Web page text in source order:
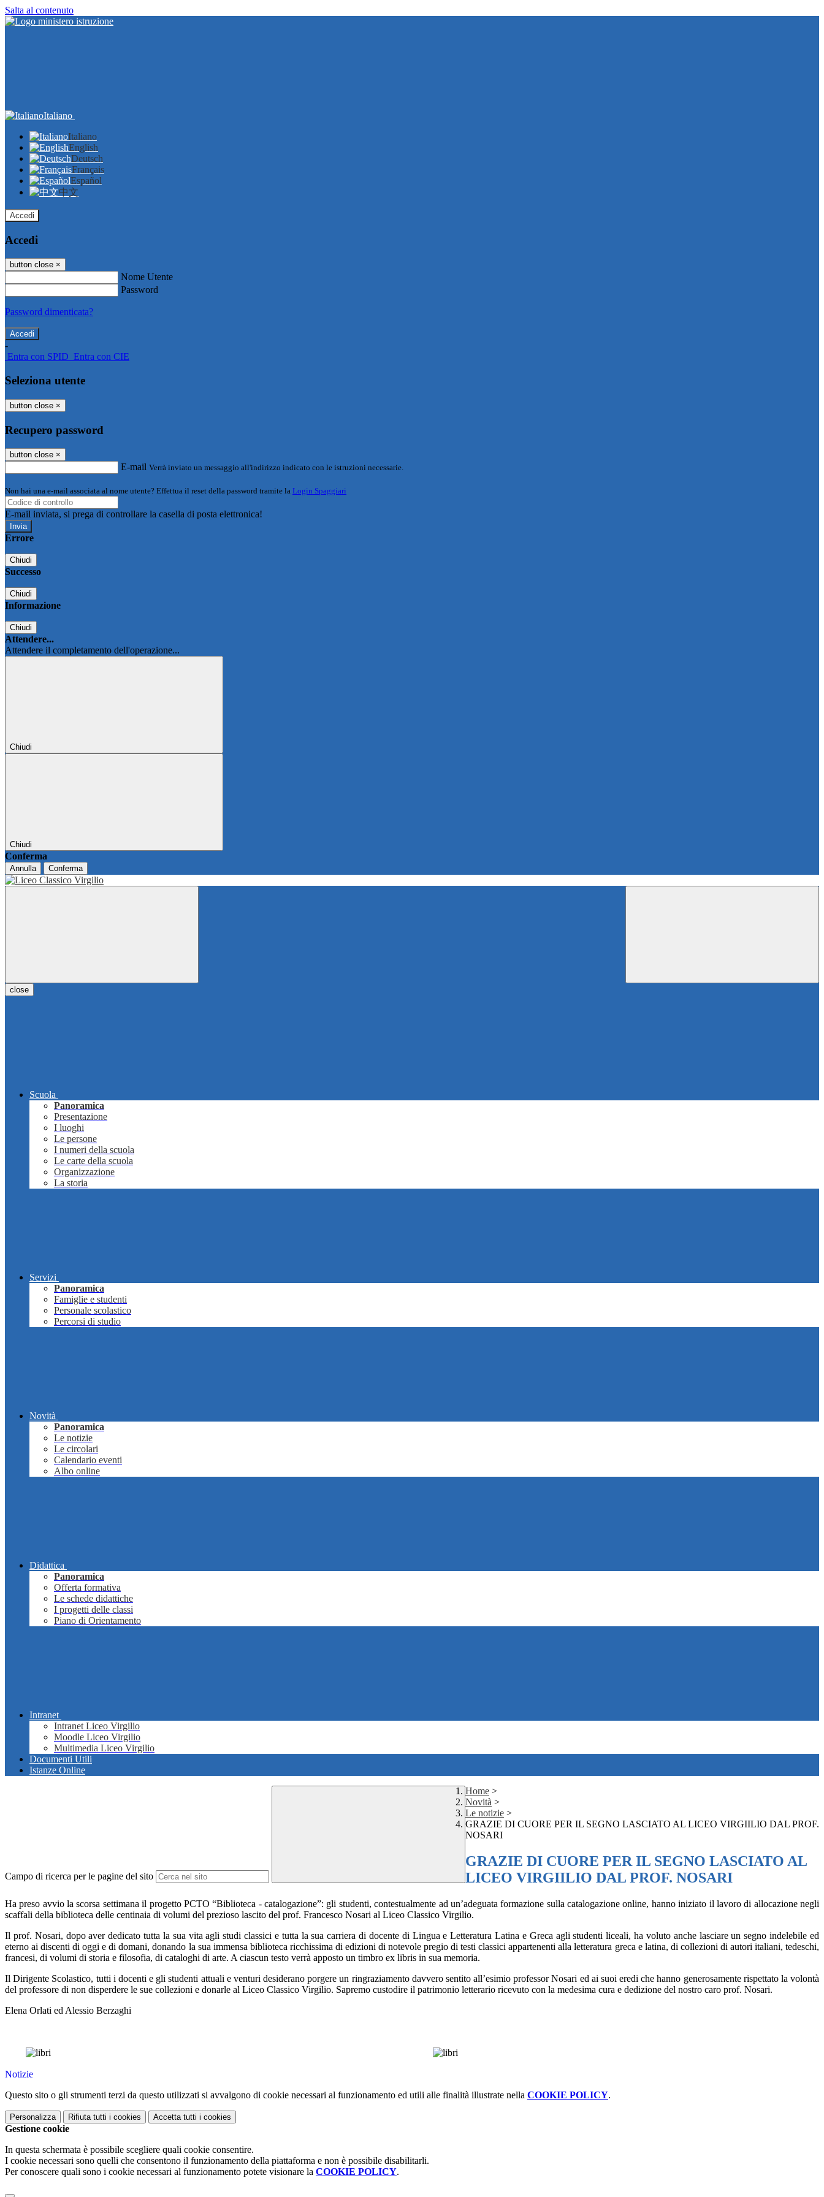
Salta al contenuto
Italiano
Italiano
English
Deutsch
Français
Español
中文
Accedi
Accedi
button close ×
Nome Utente
Password
Password dimenticata?
-
Entra con SPID Entra con CIE
Seleziona utente
button close ×
Recupero password
button close ×
E-mail Verrà inviato un messaggio all'indirizzo indicato con le istruzioni necessarie.
Non hai una e-mail associata al nome utente? Effettua il reset della password tramite la Login Spaggiari
E-mail inviata, si prega di controllare la casella di posta elettronica!
Errore
Chiudi
Successo
Chiudi
Informazione
Chiudi
Attendere...
Attendere il completamento dell'operazione...
Chiudi
Chiudi
Conferma
Annulla Conferma
close
Scuola
Panoramica
Presentazione
I luoghi
Le persone
I numeri della scuola
Le carte della scuola
Organizzazione
La storia
Servizi
Panoramica
Famiglie e studenti
Personale scolastico
Percorsi di studio
Novità
Panoramica
Le notizie
Le circolari
Calendario eventi
Albo online
Didattica
Panoramica
Offerta formativa
Le schede didattiche
I progetti delle classi
Piano di Orientamento
Intranet
Intranet Liceo Virgilio
Moodle Liceo Virgilio
Multimedia Liceo Virgilio
Documenti Utili
Istanze Online
Campo di ricerca per le pagine del sito
Home >
Novità >
Le notizie >
GRAZIE DI CUORE PER IL SEGNO LASCIATO AL LICEO VIRGIILIO DAL PROF.
NOSARI
GRAZIE DI CUORE PER IL SEGNO LASCIATO AL
LICEO VIRGIILIO DAL PROF. NOSARI
Ha preso avvio la scorsa settimana il progetto PCTO “Biblioteca - catalogazione”: gli studenti, contestualmente ad un’adeguata formazione sulla catalogazione online, hanno iniziato il lavoro di allocazione negli
scaffali della biblioteca delle centinaia di volumi del prezioso lascito del prof. Francesco Nosari al Liceo Classico Virgilio.
Il prof. Nosari, dopo aver dedicato tutta la sua vita agli studi classici e tutta la sua carriera di docente di Lingua e Letteratura Latina e Greca agli studenti liceali, ha voluto anche lasciare un segno indelebile ed
eterno ai discenti di oggi e di domani, donando la sua immensa biblioteca ricchissima di edizioni di notevole pregio di testi classici appartenenti alla letteratura greca e latina, di collezioni di autori italiani, tedeschi,
francesi, di volumi di storia e filosofia, di cataloghi di arte. A ciascun testo verrà apposto un timbro ex libris in sua memoria.
Il Dirigente Scolastico, tutti i docenti e gli studenti attuali e venturi desiderano porgere un ringraziamento davvero sentito all’esimio professor Nosari ed ai suoi eredi che hanno generosamente rispettato la volontà
del professore di non disperdere le sue collezioni e donarle al Liceo Classico Virgilio. Sapremo custodire il patrimonio letterario ricevuto con la medesima cura e dedizione del nostro caro prof. Nosari.
Elena Orlati ed Alessio Berzaghi
Notizie
Questo sito o gli strumenti terzi da questo utilizzati si avvalgono di cookie necessari al funzionamento ed utili alle finalità illustrate nella COOKIE POLICY.
Personalizza Rifiuta tutti i cookies Accetta tutti i cookies
Gestione cookie
In questa schermata è possibile scegliere quali cookie consentire.
I cookie necessari sono quelli che consentono il funzionamento della piattaforma e non è possibile disabilitarli.
Per conoscere quali sono i cookie necessari al funzionamento potete visionare la COOKIE POLICY.